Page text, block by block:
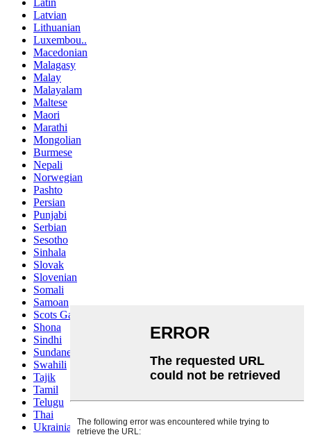
Latvian
Lithuanian
Luxembou..
Macedonian
Malagasy
Malay
Malayalam
Maltese
Maori
Marathi
Mongolian
Burmese
Nepali
Norwegian
Pashto
Persian
Punjabi
Serbian
Sesotho
Sinhala
Slovak
Slovenian
Somali
Samoan
Scots Gaelic
Shona
Sindhi
Sundanese
Swahili
Tajik
Tamil
Telugu
Thai
Ukrainian